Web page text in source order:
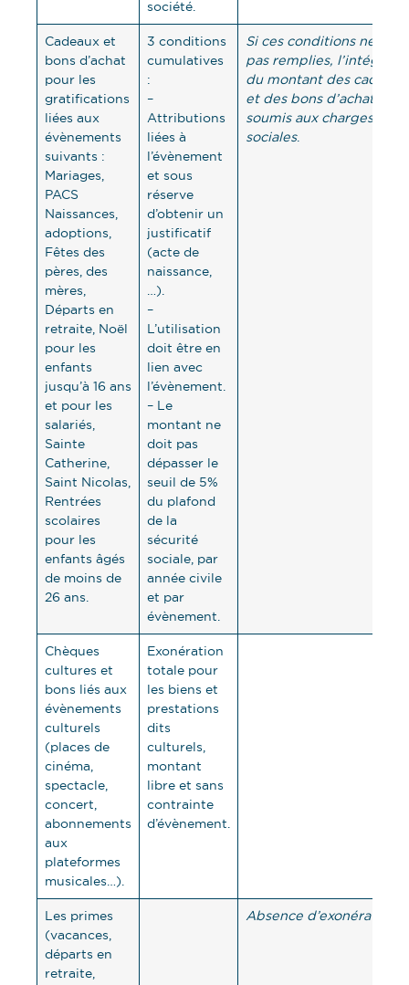
société.
Cadeaux et
bons d’achat
pour les
gratifications
liées aux
évènements
suivants :
Mariages,
PACS
Naissances,
adoptions,
Fêtes des
pères, des
mères,
Départs en
retraite, Noël
pour les
enfants
jusqu’à 16 ans
et pour les
salariés,
Sainte
Catherine,
Saint Nicolas,
Rentrées
scolaires
pour les
enfants âgés
de moins de
26 ans.
3 conditions
cumulatives
:
–
Attributions
liées à
l’évènement
et sous
réserve
d’obtenir un
justificatif
(acte de
naissance,
…).
–
L’utilisation
doit être en
lien avec
l’évènement.
– Le
montant ne
doit pas
dépasser le
seuil de 5%
du plafond
de la
sécurité
sociale, par
année civile
et par
évènement.
Si ces conditions ne sont
pas remplies,
du montant des cadeaux
et des bons d’achat est
soumis aux charges
sociales.
Chèques
cultures et
bons liés aux
évènements
culturels
(places de
cinéma,
spectacle,
concert,
abonnements
aux
plateformes
musicales…).
Exonération
totale pour
les biens et
prestations
dits
culturels,
montant
libre et sans
contrainte
d’évènement.
Les primes
(vacances,
départs en
retraite,
Absence d’exonération